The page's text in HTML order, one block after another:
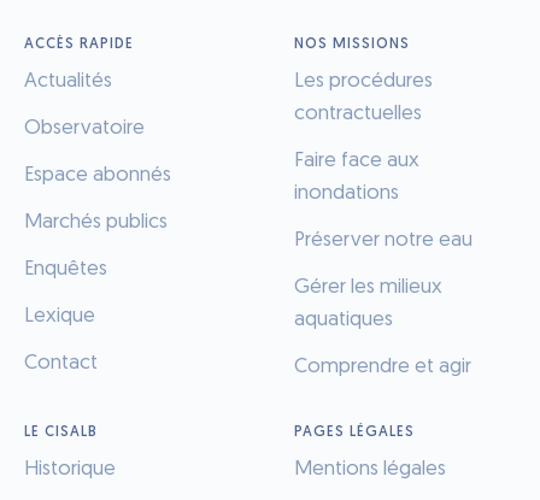
ACCÈS RAPIDE
Actualités
Observatoire
Espace abonnés
Marchés publics
Enquêtes
Lexique
Contact
NOS MISSIONS
Les procédures
contractuelles
Faire face aux
inondations
Préserver notre eau
Gérer les milieux
aquatiques
Comprendre et agir
LE CISALB
Historique
PAGES LÉGALES
Mentions légales